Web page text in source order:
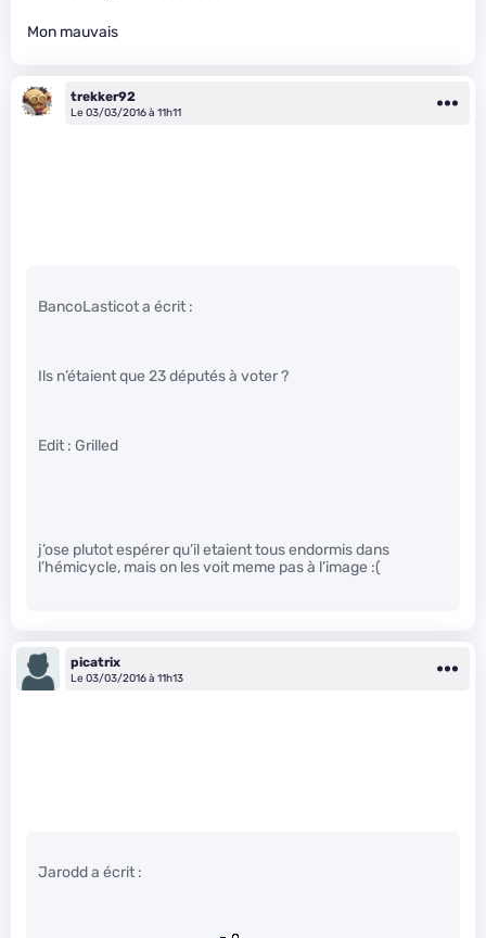
Mon mauvais
trekker92
Le 03/03/2016 à 11h11
BancoLasticot a écrit :
Ils n’étaient que 23 députés à voter ?
Edit : Grilled
j’ose plutot espérer qu’il etaient tous endormis dans
l’hémicycle, mais on les voit meme pas à l’image :(
picatrix
Le 03/03/2016 à 11h13
Jarodd a écrit :